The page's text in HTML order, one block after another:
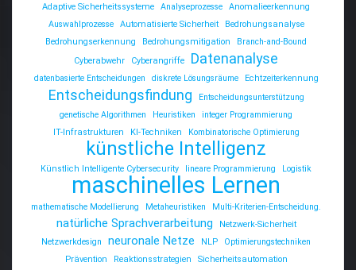
Adaptive Sicherheitssysteme Analyseprozesse
Anomalieerkennung
Auswahlprozesse
Automatisierte Sicherheit
Bedrohungsanalyse
Bedrohungserkennung
Bedrohungsmitigation
Branch-and-Bound
Cyberabwehr
Cyberangriffe Datenanalyse
datenbasierte Entscheidungen diskrete Lösungsräume Echtzeiterkennung
Entscheidungsfindung
Entscheidungsunterstützung
genetische Algorithmen
Heuristiken
integer Programmierung
IT-Infrastrukturen
KI-Techniken Kombinatorische Optimierung
künstliche Intelligenz
Künstlich Intelligente Cybersecurity lineare Programmierung Logistik
maschinelles Lernen
mathematische Modellierung Metaheuristiken Multi-Kriterien-Entscheidung.
natürliche Sprachverarbeitung
Netzwerk-Sicherheit
Netzwerkdesign
neuronale Netze NLP
Optimierungstechniken
Prävention
Reaktionsstrategien
Sicherheitsautomation